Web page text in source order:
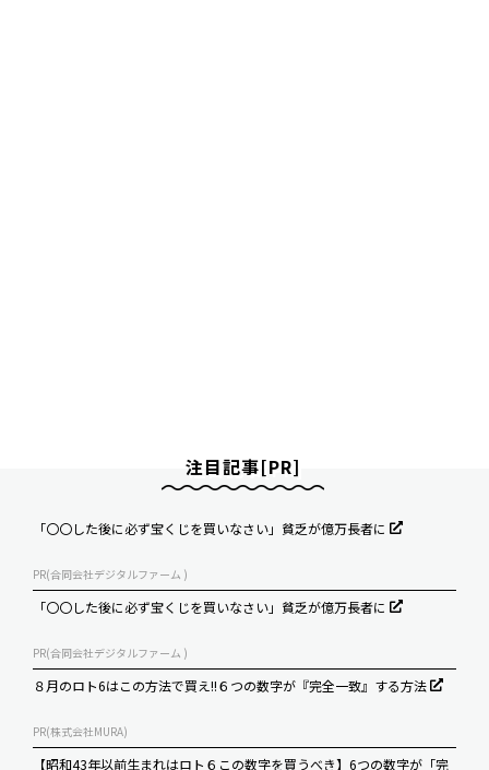
注目記事[PR]
「〇〇した後に必ず宝くじを買いなさい」貧乏が億万長者に
PR(合同会社デジタルファーム )
「〇〇した後に必ず宝くじを買いなさい」貧乏が億万長者に
PR(合同会社デジタルファーム )
８月のロト6はこの方法で買え!!６つの数字が『完全一致』する方法
PR(株式会社MURA)
【昭和43年以前生まれはロト６この数字を買うべき】6つの数字が「完